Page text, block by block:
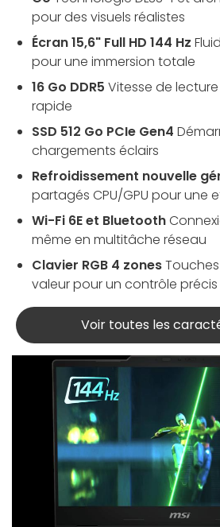
pour des visuels réalistes
Écran 15,6" Full HD 144 Hz
pour une immersion totale
16 Go DDR5 Vitesse de
rapide
SSD 512 Go PCIe Gen4
chargements éclairs
Refroidissement nouvelle
partagés CPU/GPU pour une
Wi-Fi 6E et Bluetooth
même en multitâche réseau
Clavier RGB 4 zonesTouches
valeur pour un contrôle précis
Voir toutes les